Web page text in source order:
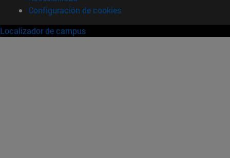
Configuración de cookies
Localizador de campus